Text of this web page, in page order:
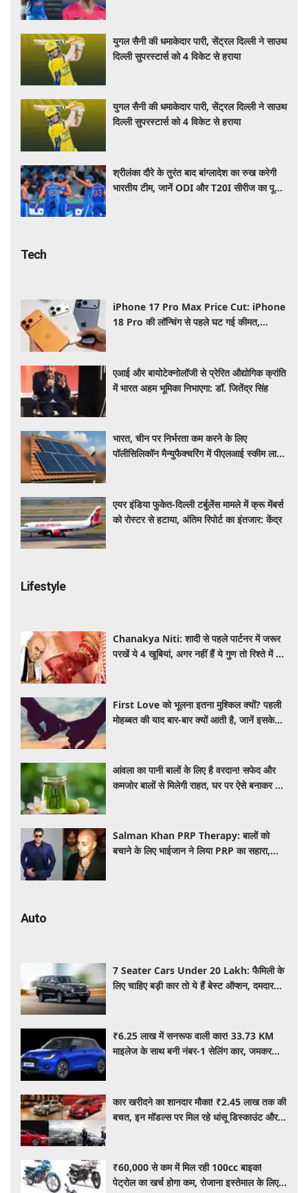
युगल सैनी की धमाकेदार पारी, सेंट्रल दिल्ली ने साउथ
दिल्ली सुपरस्टार्स को 4 विकेट से हराया
युगल सैनी की धमाकेदार पारी, सेंट्रल दिल्ली ने साउथ
दिल्ली सुपरस्टार्स को 4 विकेट से हराया
श्रीलंका दौरे के तुरंत बाद बांग्लादेश का रुख करेगी
भारतीय टीम, जानें ODI और T20I सीरीज का पूरा
Tech
iPhone 17 Pro Max Price Cut: iPhone
18 Pro की लॉन्चिंग से पहले घट गई कीमत,
एआई और बायोटेक्नोलॉजी से प्रेरित औद्योगिक क्रांति
में भारत अहम भूमिका निभाएगा: डॉ. जितेंद्र सिंह
भारत, चीन पर निर्भरता कम करने के लिए
पॉलीसिलिकॉन मैन्युफैक्चरिंग में पीएलआई स्कीम लाने
एयर इंडिया फुकेत-दिल्ली टर्बुलेंस मामले में क्रू मेंबर्स
को रोस्टर से हटाया, अंतिम रिपोर्ट का इंतजार: केंद्र
Lifestyle
Chanakya Niti: शादी से पहले पार्टनर में जरूर
परखें ये 4 खूबियां, अगर नहीं हैं ये गुण तो रिश्ते में बढ़
First Love को भूलना इतना मुश्किल क्यों? पहली
मोहब्बत की याद बार-बार क्यों आती है, जानें इसके
आंवला का पानी बालों के लिए है वरदान! सफेद और
कमजोर बालों से मिलेगी राहत, घर पर ऐसे बनाकर करें
Salman Khan PRP Therapy: बालों को
बचाने के लिए भाईजान ने लिया PRP का सहारा,
Auto
7 Seater Cars Under 20 Lakh: फैमिली के
लिए चाहिए बड़ी कार तो ये हैं बेस्ट ऑप्शन, दमदार
₹6.25 लाख में सनरूफ वाली कार! 33.73 KM
माइलेज के साथ बनी नंबर-1 सेलिंग कार, जमकर
कार खरीदने का शानदार मौका! ₹2.45 लाख तक की
बचत, इन मॉडल्स पर मिल रहे धांसू डिस्काउंट और
₹60,000 से कम में मिल रही 100cc बाइक!
पेट्रोल का खर्च होगा कम, रोजाना इस्तेमाल के लिए है